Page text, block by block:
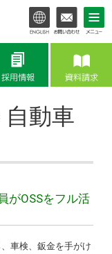
情報
動車
がOSSをフル活
車検、鈑金を手がけ